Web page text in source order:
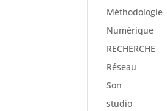
Méthodologie
Numérique
RECHERCHE
Réseau
Son
studio